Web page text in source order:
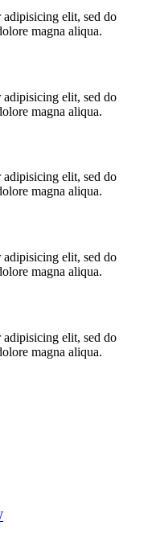
adipisicing elit, sed do
magna aliqua.
adipisicing elit, sed do
magna aliqua.
adipisicing elit, sed do
magna aliqua.
adipisicing elit, sed do
magna aliqua.
adipisicing elit, sed do
magna aliqua.